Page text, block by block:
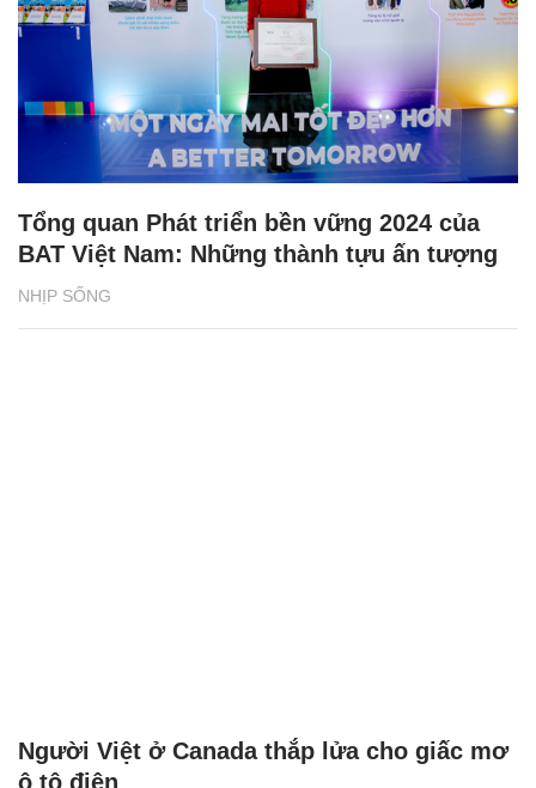
NHỊP SỐNG
Tổng quan Phát triển bền vững 2024 của
BAT Việt Nam: Những thành tựu ấn tượng
Người Việt ở Canada thắp lửa cho giấc mơ
ô tô điện